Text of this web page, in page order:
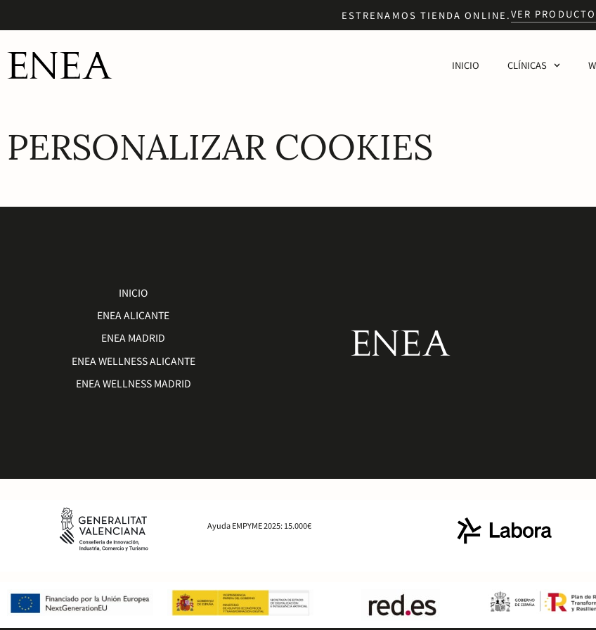
ESTRENAMOS TIENDA ONLINE.VER
INICIO CLÍNICAS
PERSONALIZAR COOKIES
INICIO
ENEA ALICANTE
ENEA MADRID
ENEA WELLNESS ALICANTE
ENEA WELLNESS MADRID
Ayuda EMPYME 2025: 15.000€